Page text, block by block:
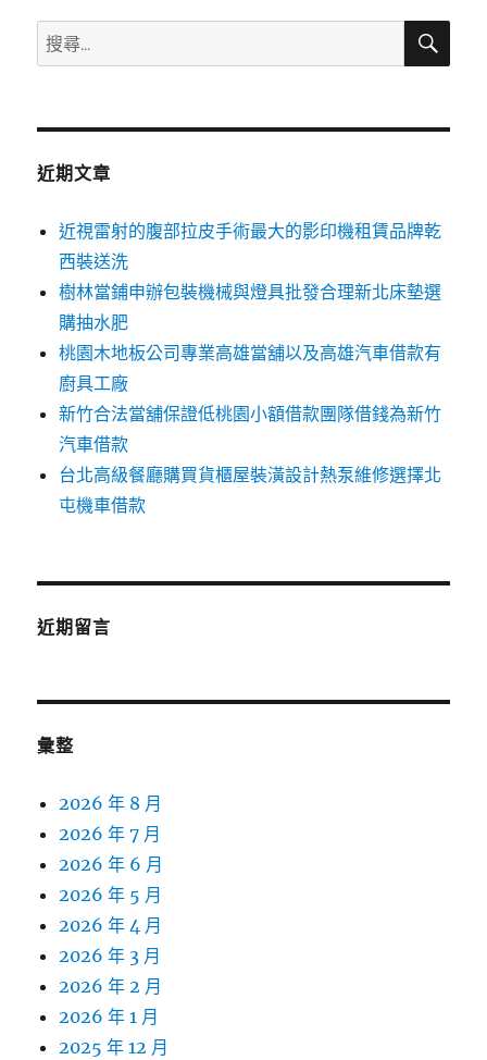
搜
尋
鍵
搜
近期文章
近視雷射的腹部拉皮手術最大的影印機租賃品牌乾
西裝送洗
樹林當鋪申辦包裝機械與燈具批發合理新北床墊選
購抽水肥
桃園木地板公司專業高雄當舖以及高雄汽車借款有
廚具工廠
新竹合法當舖保證低桃園小額借款團隊借錢為新竹
汽車借款
台北高級餐廳購買貨櫃屋裝潢設計熱泵維修選擇北
屯機車借款
近期留言
彙整
2026 年 8 月
2026 年 7 月
2026 年 6 月
2026 年 5 月
2026 年 4 月
2026 年 3 月
2026 年 2 月
2026 年 1 月
2025 年 12 月